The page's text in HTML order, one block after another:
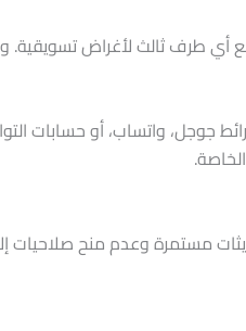
مع أي طرف ثالث لأغراض
جوجل، واتساب، أو حسابات
مستمرة وعدم منح صلاحيات